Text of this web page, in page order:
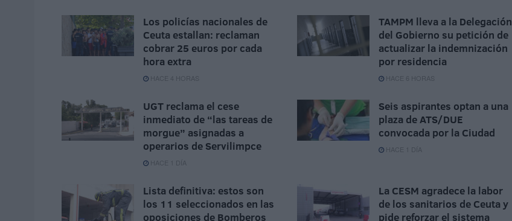
Los policías nacionales de
Ceuta estallan: reclaman
cobrar 25 euros por cada
hora extra
HACE 4 HORAS
TAMPM lleva a la Delegación
del Gobierno su petición de
actualizar la indemnización
por residencia
HACE 6 HORAS
UGT reclama el cese
inmediato de “las tareas de
morgue” asignadas a
operarios de Servilimpce
HACE 1 DÍA
Seis aspirantes optan a una
plaza de ATS/DUE
convocada por la Ciudad
HACE 1 DÍA
Lista definitiva: estos son
los 11 seleccionados en las
oposiciones de Bomberos
La CESM agradece la labor
de los sanitarios de Ceuta y
pide reforzar el sistema